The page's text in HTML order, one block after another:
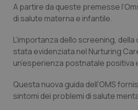
A partire da queste premesse
di salute materna e infantile.
L’importanza dello screening,
stata evidenziata nel Nurturing
un’esperienza postnatale positiva
Questa nuova guida dell’OMS
sintomi dei problemi di salute